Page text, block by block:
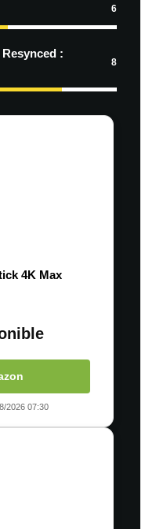
6
:
8
4K Max
2026 07:30